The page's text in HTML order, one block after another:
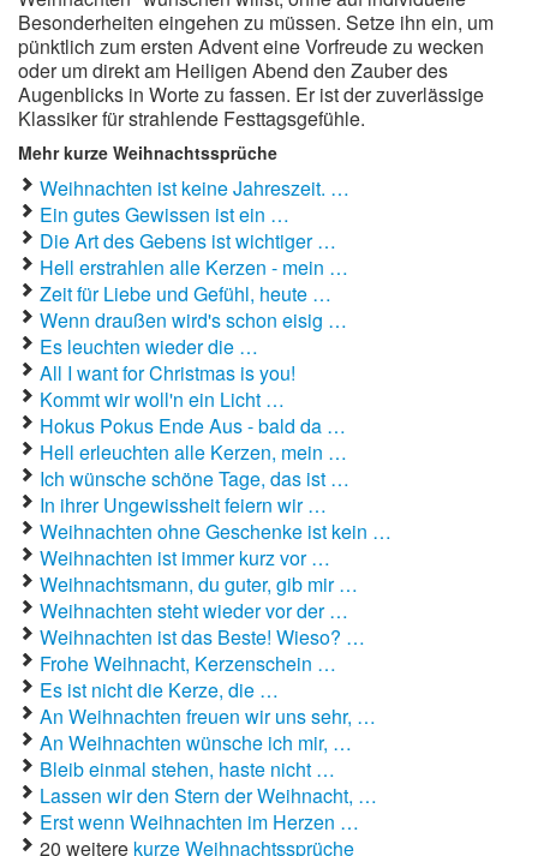
Besonderheiten eingehen zu müssen. Setze ihn ein, um
pünktlich zum ersten Advent eine Vorfreude zu wecken
oder um direkt am Heiligen Abend den Zauber des
Augenblicks in Worte zu fassen. Er ist der zuverlässige
Klassiker für strahlende Festtagsgefühle.
Mehr kurze Weihnachtssprüche
Weihnachten ist keine Jahreszeit. …
Ein gutes Gewissen ist ein …
Die Art des Gebens ist wichtiger …
Hell erstrahlen alle Kerzen - mein …
Zeit für Liebe und Gefühl, heute …
Wenn draußen wird's schon eisig …
Es leuchten wieder die …
All I want for Christmas is you!
Kommt wir woll'n ein Licht …
Hokus Pokus Ende Aus - bald da …
Hell erleuchten alle Kerzen, mein …
Ich wünsche schöne Tage, das ist …
In ihrer Ungewissheit feiern wir …
Weihnachten ohne Geschenke ist kein …
Weihnachten ist immer kurz vor …
Weihnachtsmann, du guter, gib mir …
Weihnachten steht wieder vor der …
Weihnachten ist das Beste! Wieso? …
Frohe Weihnacht, Kerzenschein …
Es ist nicht die Kerze, die …
An Weihnachten freuen wir uns sehr, …
An Weihnachten wünsche ich mir, …
Bleib einmal stehen, haste nicht …
Lassen wir den Stern der Weihnacht, …
Erst wenn Weihnachten im Herzen …
20 weitere kurze Weihnachtssprüche